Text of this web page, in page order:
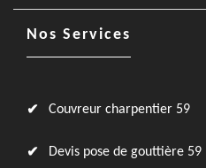
Nos Services
Couvreur charpentier 59
Devis pose de gouttière 59